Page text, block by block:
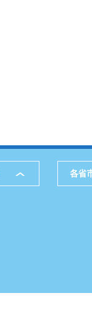
各省